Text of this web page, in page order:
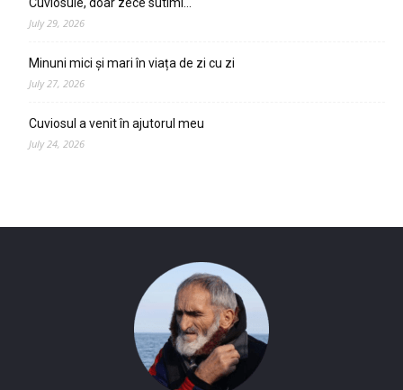
Cuviosule, doar zece sutimi…
July 29, 2026
Minuni mici și mari în viața de zi cu zi
July 27, 2026
Cuviosul a venit în ajutorul meu
July 24, 2026